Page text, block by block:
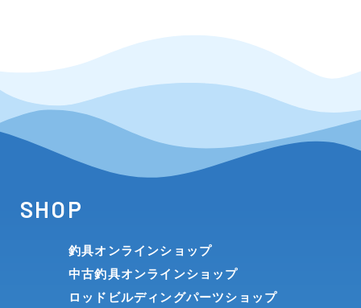
SHOP
釣具オンラインショップ
中古釣具オンラインショップ
ロッドビルディングパーツショップ